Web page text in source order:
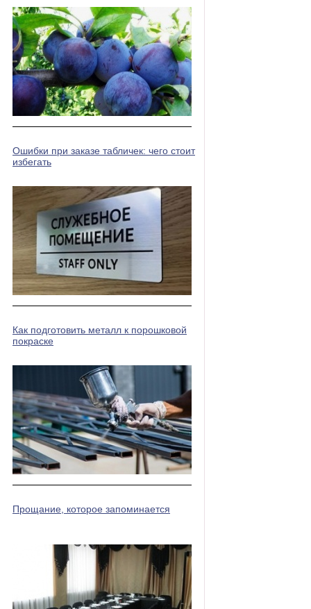
Ошибки при заказе табличек: чего стоит
избегать
Как подготовить металл к порошковой
покраске
Прощание, которое запоминается